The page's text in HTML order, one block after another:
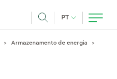
PT IDIOMA ATUAL,
Armazenamento de energia